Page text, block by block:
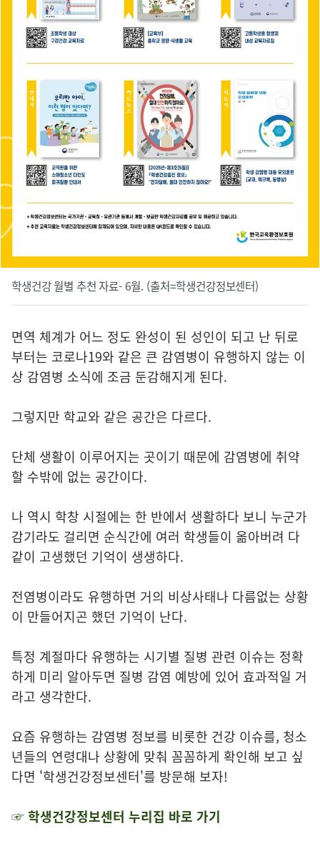
학생건강 월별 추천 자료- 6월. (출처=학생건강정보센터)
면역 체계가 어느 정도 완성이 된 성인이 되고 난 뒤로
부터는 코로나19와 같은 큰 감염병이 유행하지 않는 이
상 감염병 소식에 조금 둔감해지게 된다.
그렇지만 학교와 같은 공간은 다르다.
단체 생활이 이루어지는 곳이기 때문에 감염병에 취약
할 수밖에 없는 공간이다.
나 역시 학창 시절에는 한 반에서 생활하다 보니 누군가
감기라도 걸리면 순식간에 여러 학생들이 옮아버려 다
같이 고생했던 기억이 생생하다.
전염병이라도 유행하면 거의 비상사태나 다름없는 상황
이 만들어지곤 했던 기억이 난다.
특정 계절마다 유행하는 시기별 질병 관련 이슈는 정확
하게 미리 알아두면 질병 감염 예방에 있어 효과적일 거
라고 생각한다.
요즘 유행하는 감염병 정보를 비롯한 건강 이슈를, 청소
년들의 연령대나 상황에 맞춰 꼼꼼하게 확인해 보고 싶
다면 '학생건강정보센터'를 방문해 보자!
☞ 학생건강정보센터 누리집 바로 가기